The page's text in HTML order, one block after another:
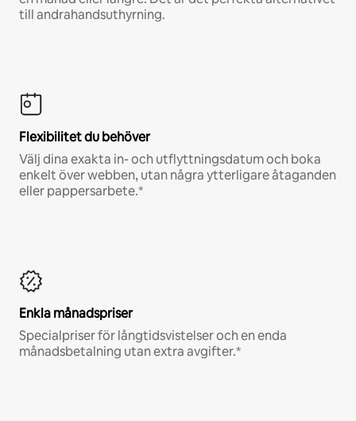
till andrahandsuthyrning.
Flexibilitet du behöver
Välj dina exakta in- och utflyttningsdatum och boka
enkelt över webben, utan några ytterligare åtaganden
eller pappersarbete.*
Enkla månadspriser
Specialpriser för långtidsvistelser och en enda
månadsbetalning utan extra avgifter.*